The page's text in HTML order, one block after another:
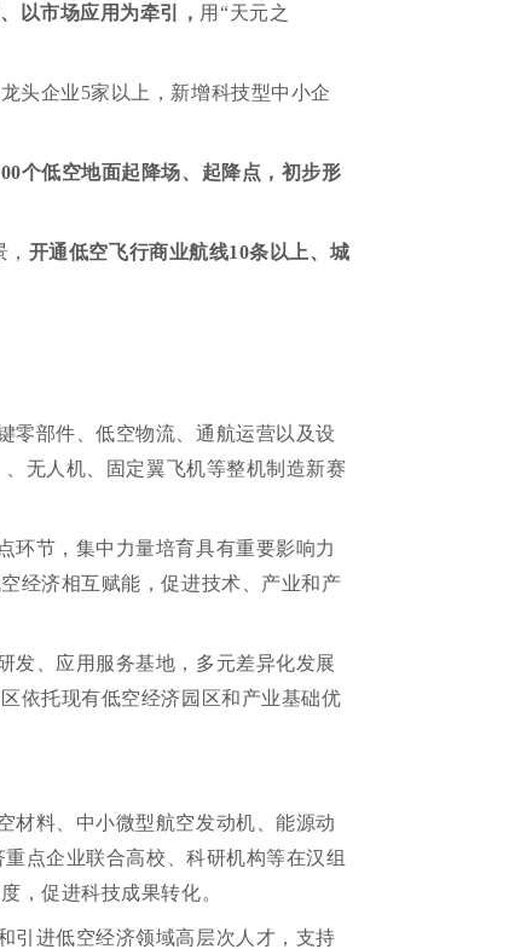
以市场应用为牵引， 用“天元之
头企业5家以上，新增科技型中小企
个低空地面起降场、起降点，初步形
开通低空飞行商业航线10条以上、城
零部件、低空物流、通航运营以及设
无人机、固定翼飞机等整机制造新赛
环节，集中力量培育具有重要影响力
经济相互赋能，促进技术、产业和产
发、应用服务基地，多元差异化发展
依托现有低空经济园区和产业基础优
材料、中小微型航空发动机、能源动
点企业联合高校、科研机构等在汉组
，促进科技成果转化。
引进低空经济领域高层次人才，支持